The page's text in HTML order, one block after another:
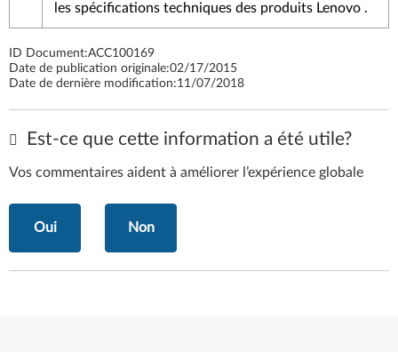
les spécifications techniques des produits Lenovo .
ID Document:ACC100169
Date de publication originale:02/17/2015
Date de dernière modification:11/07/2018
Est-ce que cette information a été utile?
Vos commentaires aident à améliorer l’expérience globale
Oui Non